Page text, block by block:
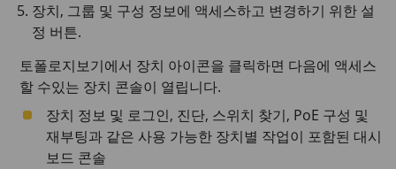
장치, 그룹 및 구성 정보에 액세스하고 변경하기 위한 설
정 버튼.
토폴로지보기에서 장치 아이콘을 클릭하면 다음에 액세스
할 수있는 장치 콘솔이 열립니다.
장치 정보 및 로그인, 진단, 스위치 찾기, PoE 구성 및
재부팅과 같은 사용 가능한 장치별 작업이 포함된 대시
보드 콘솔